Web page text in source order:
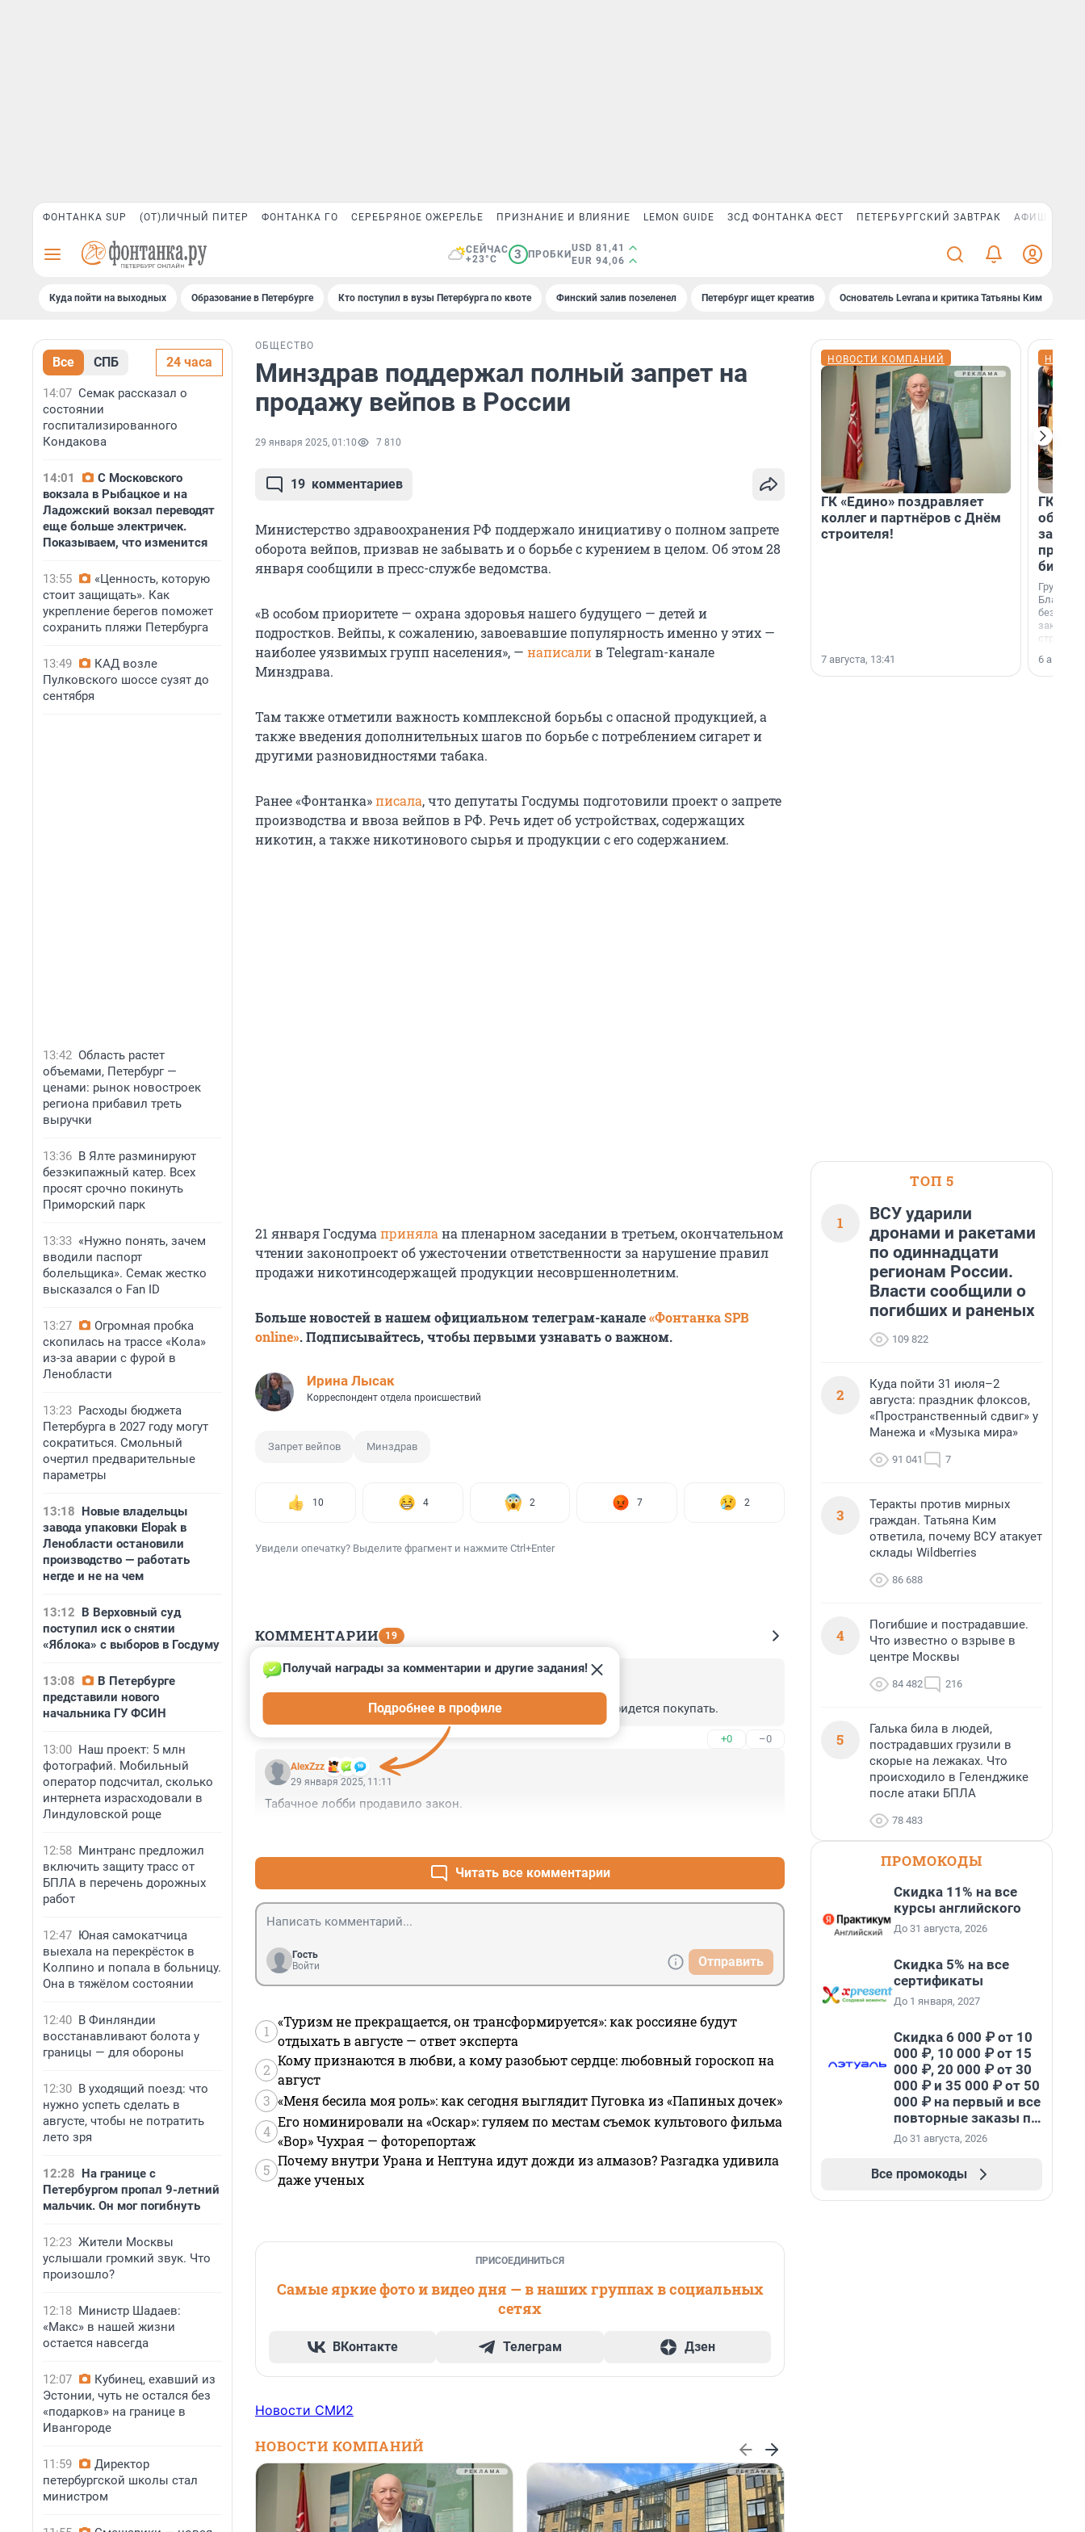
ФОНТАНКА SUP (ОТ)ЛИЧНЫЙ ПИТЕР ФОНТАНКА ГО СЕРЕБРЯНОЕ ОЖЕРЕЛЬЕ ПРИЗНАНИЕ И ВЛИЯНИЕ LEMON GUIDE ЗСД ФОНТАНКА ФЕСТ ПЕТЕРБУРГСКИЙ ЗАВТРАК АФИША PLUS
СЕЙЧАС
+23°C
3 ПРОБКИ
USD 81,41
EUR 94,06
Куда пойти на выходных Образование в Петербурге Кто поступил в вузы Петербурга по квоте Финский залив позеленел Петербург ищет креатив Основатель Levrana и критика Татьяны Ким
Все СПБ 24 часа
14:07 Семак рассказал о
состоянии
госпитализированного
Кондакова
14:01
С Московского
вокзала в Рыбацкое и на
Ладожский вокзал переводят
еще больше электричек.
Показываем, что изменится
13:55
«Ценность, которую
стоит защищать». Как
укрепление берегов поможет
сохранить пляжи Петербурга
13:49
КАД возле
Пулковского шоссе сузят до
сентября
13:42 Область растет
объемами, Петербург —
ценами: рынок новостроек
региона прибавил треть
выручки
13:36 В Ялте разминируют
безэкипажный катер. Всех
просят срочно покинуть
Приморский парк
13:33 «Нужно понять, зачем
вводили паспорт
болельщика». Семак жестко
высказался о Fan ID
13:27
Огромная пробка
скопилась на трассе «Кола»
из-за аварии с фурой в
Ленобласти
13:23 Расходы бюджета
Петербурга в 2027 году могут
сократиться. Смольный
очертил предварительные
параметры
13:18 Новые владельцы
завода упаковки Elopak в
Ленобласти остановили
производство — работать
негде и не на чем
13:12 В Верховный суд
поступил иск о снятии
«Яблока» с выборов в Госдуму
13:08
В Петербурге
представили нового
начальника ГУ ФСИН
13:00 Наш проект: 5 млн
фотографий. Мобильный
оператор подсчитал, сколько
интернета израсходовали в
Линдуловской роще
12:58 Минтранс предложил
включить защиту трасс от
БПЛА в перечень дорожных
работ
12:47 Юная самокатчица
выехала на перекрёсток в
Колпино и попала в больницу.
Она в тяжёлом состоянии
12:40 В Финляндии
восстанавливают болота у
границы — для обороны
12:30 В уходящий поезд: что
нужно успеть сделать в
августе, чтобы не потратить
лето зря
12:28 На границе с
Петербургом пропал 9-летний
мальчик. Он мог погибнуть
12:23 Жители Москвы
услышали громкий звук. Что
произошло?
12:18 Министр Шадаев:
«Макс» в нашей жизни
остается навсегда
12:07
Кубинец, ехавший из
Эстонии, чуть не остался без
«подарков» на границе в
Ивангороде
11:59
Директор
петербургской школы стал
министром
ОБЩЕСТВО
Минздрав поддержал полный запрет на
продажу вейпов в России
29 января 2025, 01:10 7 810
19 комментариев
Министерство здравоохранения РФ поддержало инициативу о полном запрете
оборота вейпов, призвав не забывать и о борьбе с курением в целом. Об этом 28
января сообщили в пресс-службе ведомства.
«В особом приоритете — охрана здоровья нашего будущего — детей и
подростков. Вейпы, к сожалению, завоевавшие популярность именно у этих —
наиболее уязвимых групп населения», — написалив Telegram-канале
Минздрава.
Там также отметили важность комплексной борьбы с опасной продукцией, а
также введения дополнительных шагов по борьбе с потреблением сигарет и
другими разновидностями табака.
Ранее «Фонтанка»писала, что депутаты Госдумы подготовили проект о запрете
производства и ввоза вейпов в РФ. Речь идет об устройствах, содержащих
никотин, а также никотинового сырья и продукции с его содержанием.
21 января Госдума приняла на пленарном заседании в третьем, окончательном
чтении законопроект об ужесточении ответственности за нарушение правил
продажи никотинсодержащей продукции несовршеннолетним.
Больше новостей в нашем официальном телеграм-канале«Фонтанка SPB
online». Подписывайтесь, чтобы первыми узнавать о важном.
Ирина Лысак
Корреспондент отдела происшествий
Запрет вейпов Минздрав
10 4 2 7 2
Увидели опечатку? Выделите фрагмент и нажмите Ctrl+Enter
КОММЕНТАРИИ 19
Гость
Так докатимся до того что жижу доя вайпа по закладкам . придется покупать.
+0 –0
AlexZzz
Получай награды за комментарии и другие задания!
Подробнее в профиле
29 января 2025, 11:11
Табачное лобби продавило закон.
Читать все комментарии
Гость
Войти
Отправить
1
«Туризм не прекращается, он трансформируется»: как россияне будут
отдыхать в августе — ответ эксперта
2
Кому признаются в любви, а кому разобьют сердце: любовный гороскоп на
август
3 «Меня бесила моя роль»: как сегодня выглядит Пуговка из «Папиных дочек»
4
Его номинировали на «Оскар»: гуляем по местам съемок культового фильма
«Вор» Чухрая — фоторепортаж
5
Почему внутри Урана и Нептуна идут дожди из алмазов? Разгадка удивила
даже ученых
ПРИСОЕДИНИТЬСЯ
Самые яркие фото и видео дня — в наших группах в социальных
сетях
ВКонтакте Телеграм Дзен
Новости СМИ2
НОВОСТИ КОМПАНИЙ
НОВОСТИ КОМПАНИЙ
ГК «Едино» поздравляет
коллег и партнёров с Днём
строителя!
7 августа, 13:41
ГК
Группа
6
ТОП 5
1
ВСУ ударили
дронами и ракетами
по одиннадцати
регионам России.
Власти сообщили о
погибших и раненых
109 822
2
Куда пойти 31 июля–2
августа: праздник флоксов,
«Пространственный сдвиг» у
Манежа и «Музыка мира»
91 041 7
3
Теракты против мирных
граждан. Татьяна Ким
ответила, почему ВСУ атакует
склады Wildberries
86 688
4
Погибшие и пострадавшие.
Что известно о взрыве в
центре Москвы
84 482 216
5
Галька била в людей,
пострадавших грузили в
скорые на лежаках. Что
происходило в Геленджике
после атаки БПЛА
78 483
ПРОМОКОДЫ
Скидка 11% на все
курсы английского
До 31 августа, 2026
Скидка 5% на все
сертификаты
До 1 января, 2027
Скидка 6 000 ₽ от 10
000 ₽, 10 000 ₽ от 15
000 ₽, 20 000 ₽ от 30
000 ₽ и 35 000 ₽ от 50
000 ₽ на первый и все
повторные заказы по
промокоду НАБЕРИ
До 31 августа, 2026
Все промокоды